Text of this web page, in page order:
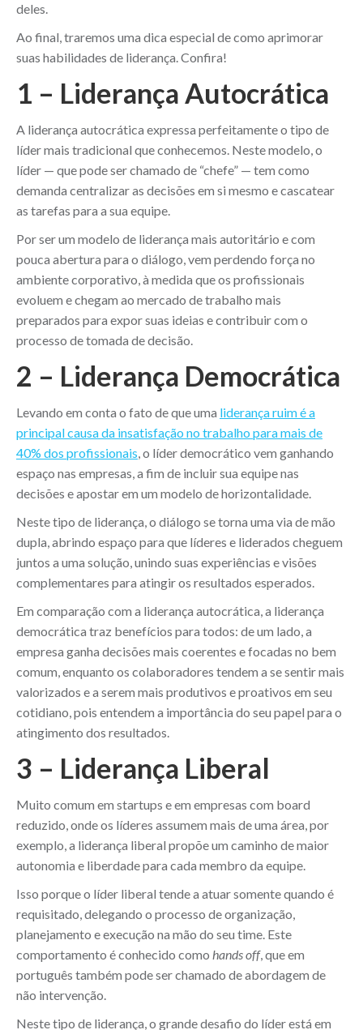
deles.
Ao final, traremos uma dica especial de como aprimorar
suas habilidades de liderança. Confira!
1 – Liderança Autocrática
A liderança autocrática expressa perfeitamente o tipo de
líder mais tradicional que conhecemos. Neste modelo, o
líder — que pode ser chamado de “chefe” — tem como
demanda centralizar as decisões em si mesmo e cascatear
as tarefas para a sua equipe.
Por ser um modelo de liderança mais autoritário e com
pouca abertura para o diálogo, vem perdendo força no
ambiente corporativo, à medida que os profissionais
evoluem e chegam ao mercado de trabalho mais
preparados para expor suas ideias e contribuir com o
processo de tomada de decisão.
2 – Liderança Democrática
Levando em conta o fato de que uma liderança ruim é a
principal causa da insatisfação no trabalho para mais de
40% dos profissionais, o líder democrático vem ganhando
espaço nas empresas, a fim de incluir sua equipe nas
decisões e apostar em um modelo de horizontalidade.
Neste tipo de liderança, o diálogo se torna uma via de mão
dupla, abrindo espaço para que líderes e liderados cheguem
juntos a uma solução, unindo suas experiências e visões
complementares para atingir os resultados esperados.
Em comparação com a liderança autocrática, a liderança
democrática traz benefícios para todos: de um lado, a
empresa ganha decisões mais coerentes e focadas no bem
comum, enquanto os colaboradores tendem a se sentir mais
valorizados e a serem mais produtivos e proativos em seu
cotidiano, pois entendem a importância do seu papel para o
atingimento dos resultados.
3 – Liderança Liberal
Muito comum em startups e em empresas com board
reduzido, onde os líderes assumem mais de uma área, por
exemplo, a liderança liberal propõe um caminho de maior
autonomia e liberdade para cada membro da equipe.
Isso porque o líder liberal tende a atuar somente quando é
requisitado, delegando o processo de organização,
planejamento e execução na mão do seu time. Este
comportamento é conhecido como hands off, que em
português também pode ser chamado de abordagem de
não intervenção.
Neste tipo de liderança, o grande desafio do líder está em